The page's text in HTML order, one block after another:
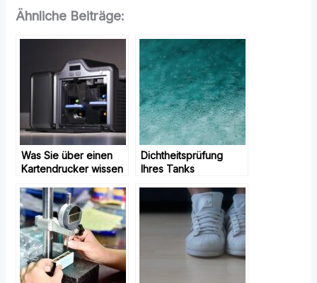
Ähnliche Beiträge:
Was Sie über einen
Kartendrucker wissen
Dichtheitsprüfung
Ihres Tanks